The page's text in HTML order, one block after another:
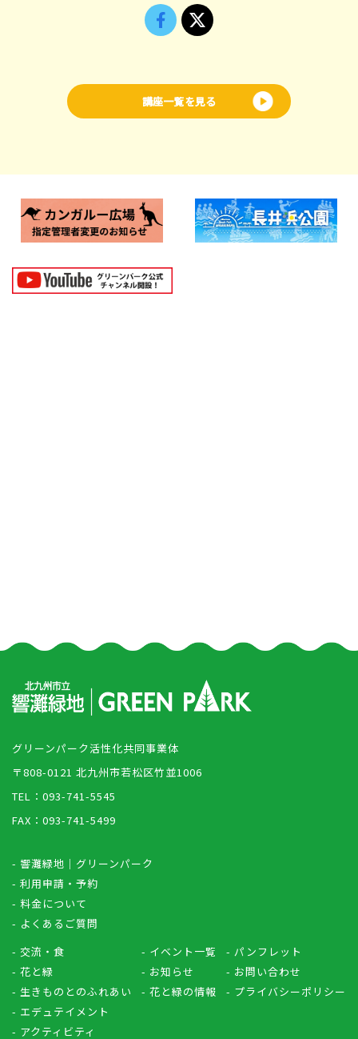
講座一覧を見る
グリーンパーク活性化共同事業体
〒808-0121 北九州市若松区竹並1006
TEL：093-741-5545
FAX：093-741-5499
- 響灘緑地｜グリーンパーク
- 利用申請・予約
- 料金について
- よくあるご質問
- 交流・食
- 花と緑
- 生きものとのふれあい
- エデュテイメント
- アクティビティ
- イベント一覧
- お知らせ
- 花と緑の情報
- パンフレット
- お問い合わせ
- プライバシーポリシー